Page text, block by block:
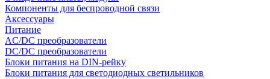
Компоненты для беспроводной связи
Аксессуары
Питание
AC/DC преобразователи
DC/DC преобразователи
Блоки питания на DIN-рейку
Блоки питания для светодиодных светильников